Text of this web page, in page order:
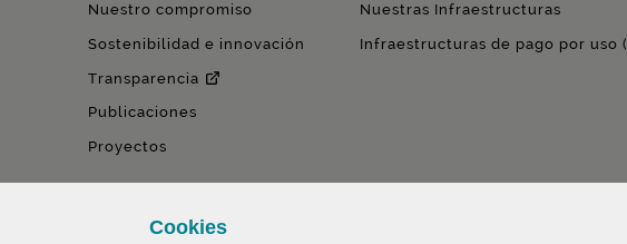
Nuestro compromiso
Sostenibilidad e innovación
Transparencia
Publicaciones
Proyectos
Nuestras Infraestructuras
Infraestructuras de pago por uso (
Cookies